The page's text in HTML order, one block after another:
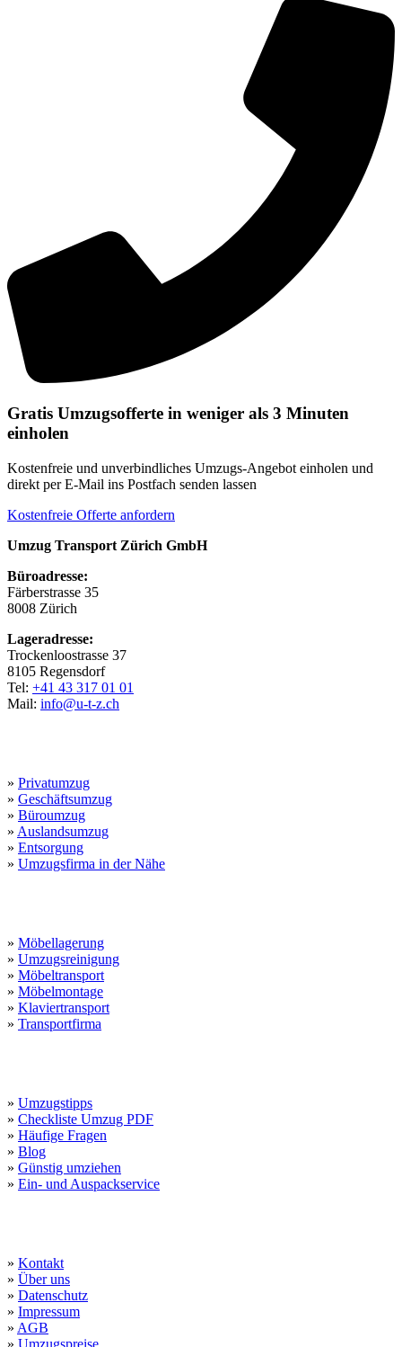
Gratis Umzugsofferte in weniger als 3 Minuten
einholen
Kostenfreie und unverbindliches Umzugs-Angebot einholen und
direkt per E-Mail ins Postfach senden lassen
Kostenfreie Offerte anfordern
Umzug Transport Zürich GmbH
Büroadresse:
Färberstrasse 35
8008 Zürich
Lageradresse:
Trockenloostrasse 37
8105 Regensdorf
Tel: +41 43 317 01 01
Mail: info@u-t-z.ch
» Privatumzug
» Geschäftsumzug
» Büroumzug
» Auslandsumzug
» Entsorgung
» Umzugsfirma in der Nähe
» Möbellagerung
» Umzugsreinigung
» Möbeltransport
» Möbelmontage
» Klaviertransport
» Transportfirma
» Umzugstipps
» Checkliste Umzug PDF
» Häufige Fragen
» Blog
» Günstig umziehen
» Ein- und Auspackservice
» Kontakt
» Über uns
» Datenschutz
» Impressum
» AGB
» Umzugspreise